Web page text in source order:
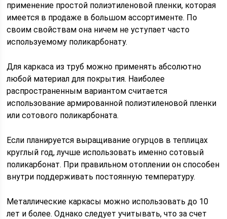
применение простой полиэтиленовой пленки, которая
имеется в продаже в большом ассортименте. По
своим свойствам она ничем не уступает часто
используемому поликарбонату.
Для каркаса из труб можно применять абсолютно
любой материал для покрытия. Наиболее
распространенным вариантом считается
использование армированной полиэтиленовой пленки
или сотового поликарбоната.
Если планируется выращивание огурцов в теплицах
круглый год, лучше использовать именно сотовый
поликарбонат. При правильном отоплении он способен
внутри поддерживать постоянную температуру.
Металлические каркасы можно использовать до 10
лет и более. Однако следует учитывать, что за счет